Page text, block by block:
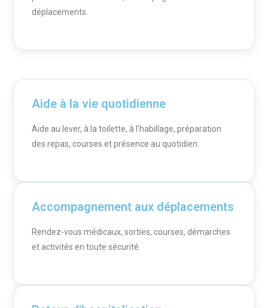
déplacements.
Aide à la vie quotidienne
Aide au lever, à la toilette, à l’habillage, préparation
des repas, courses et présence au quotidien.
Accompagnement aux déplacements
Rendez-vous médicaux, sorties, courses, démarches
et activités en toute sécurité.